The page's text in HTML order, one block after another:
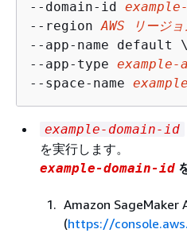
--domain-id
--region AWS リージョ
--app-name default \
--app-type example-
--space-name
example-domain-id
を実行します。
example-domain-id
Amazon SageMaker
(https://